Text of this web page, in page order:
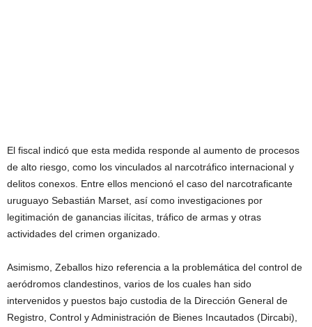
El fiscal indicó que esta medida responde al aumento de procesos
de alto riesgo, como los vinculados al narcotráfico internacional y
delitos conexos. Entre ellos mencionó el caso del narcotraficante
uruguayo Sebastián Marset, así como investigaciones por
legitimación de ganancias ilícitas, tráfico de armas y otras
actividades del crimen organizado.
Asimismo, Zeballos hizo referencia a la problemática del control de
aeródromos clandestinos, varios de los cuales han sido
intervenidos y puestos bajo custodia de la Dirección General de
Registro, Control y Administración de Bienes Incautados (Dircabi),